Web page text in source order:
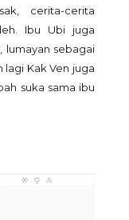
cerita-cerita
Ibu Ubi juga
lumayan sebagai
lagi Kak Ven juga
suka sama ibu